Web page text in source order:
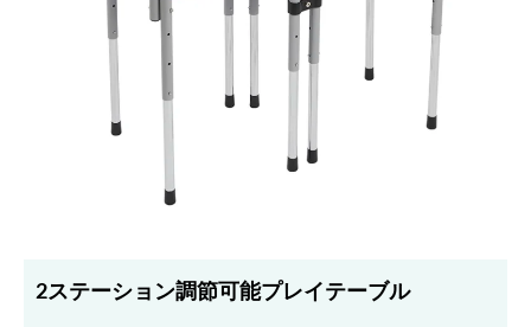
2ステーション調節可能プレイテーブル